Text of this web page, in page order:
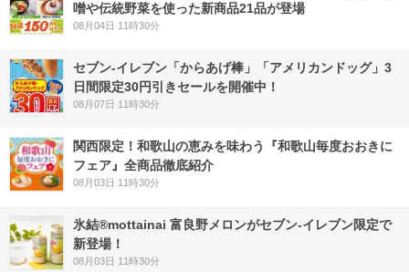
噌や伝統野菜を使った新商品21品が登場
08月04日 11時30分
セブン‐イレブン「からあげ棒」「アメリカンドッグ」3
日間限定30円引きセールを開催中！
08月07日 11時30分
関西限定！和歌山の恵みを味わう『和歌山毎度おおきに
フェア』全商品徹底紹介
08月03日 11時30分
氷結®mottainai 富良野メロンがセブン‐イレブン限定で
新登場！
08月03日 11時30分